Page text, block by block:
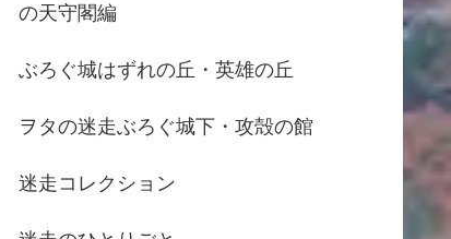
の天守閣編
ぶろぐ城はずれの丘・英雄の丘
ヲタの迷走ぶろぐ城下・攻殻の館
迷走コレクション